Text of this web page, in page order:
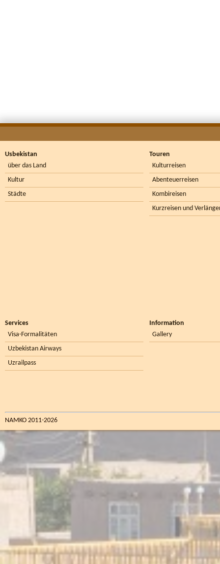
Usbekistan
über das Land
Kultur
Städte
Touren
Kulturreisen
Abenteuerreisen
Kombireisen
Kurzreisen und
Services
Visa-Formalitäten
Uzbekistan Airways
Uzrailpass
Information
Gallery
NAMKO 2011-2026